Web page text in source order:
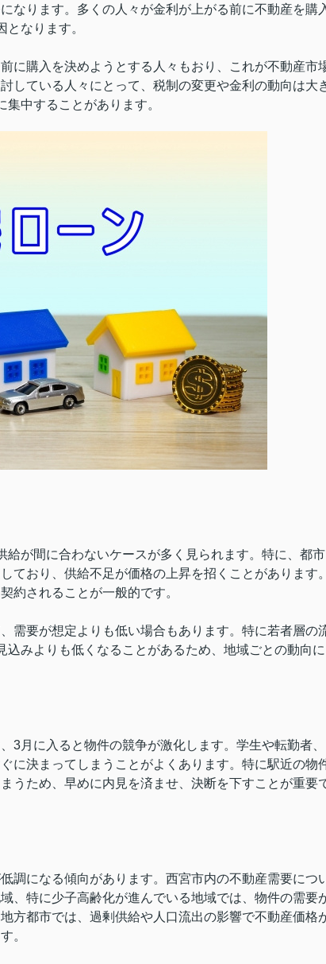
なります。多くの人々が金利が上がる前に不動産を購
なります。
に購入を決めようとする人々もおり、これが不動産市
している人々にとって、税制の変更や金利の動向は大
中することがあります。
が間に合わないケースが多く見られます。特に、都市
ており、供給不足が価格の上昇を招くことがあります
約されることが一般的です。
需要が想定よりも低い場合もあります。特に若者層の
みよりも低くなることがあるため、地域ごとの動向に
3月に入ると物件の競争が激化します。学生や転勤者、
に決まってしまうことがよくあります。特に駅近の物
うため、早めに内見を済ませ、決断を下すことが重要
調になる傾向があります。西宮市内の不動産需要につ
、特に少子高齢化が進んでいる地域では、物件の需要
方都市では、過剰供給や人口流出の影響で不動産価格
。